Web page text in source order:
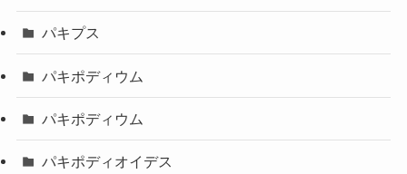
パキプス
パキポディウム
パキポディウム
パキポディオイデス